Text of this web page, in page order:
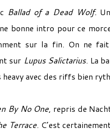
Ballad of a Dead Wolf.Un
bonne intro pour ce
sur la fin. On ne
sur Lupus Salictarius. La
avec des riffs bien
By No One, repris de
Terrace. C’est